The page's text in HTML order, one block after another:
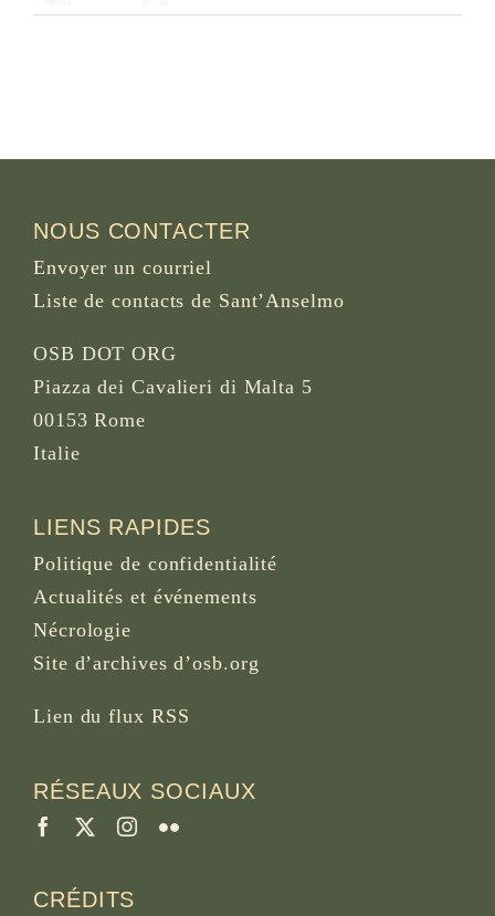
NOUS CONTACTER
Envoyer un courriel
Liste de contacts de Sant’Anselmo
OSB DOT ORG
Piazza dei Cavalieri di Malta 5
00153 Rome
Italie
LIENS RAPIDES
Politique de confidentialité
Actualités et événements
Nécrologie
Site d’archives d’osb.org
Lien duflux RSS
RÉSEAUX SOCIAUX
CRÉDITS